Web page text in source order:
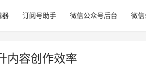
器 订阅号助手 微信公众号后台 微信
内容创作效率